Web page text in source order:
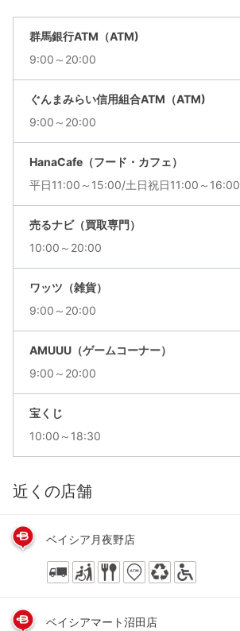
群馬銀行ATM（ATM)
9:00～20:00
ぐんまみらい信用組合ATM（ATM)
9:00～20:00
HanaCafe（フード・カフェ）
平日11:00～15:00/土日祝日11:00～16:00
売るナビ（買取専門）
10:00～20:00
ワッツ（雑貨）
9:00～20:00
AMUUU（ゲームコーナー）
9:00～20:00
宝くじ
10:00～18:30
近くの店舗
ベイシア月夜野店
ベイシアマート沼田店